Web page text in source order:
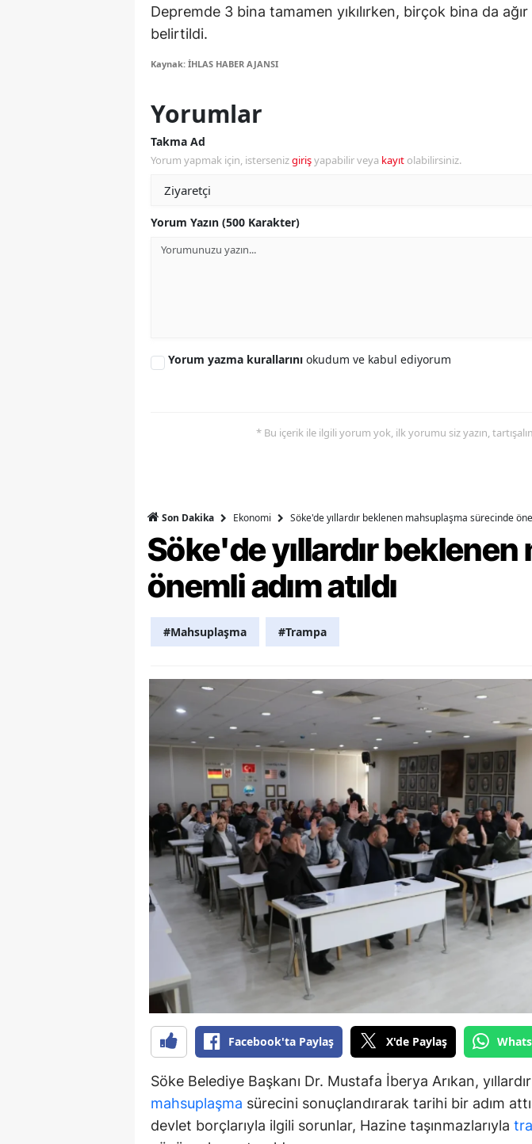
Ordu
Sinop
Şanlıurfa
Van
Bayburt
Karaman
Şırnak
Bartın
Ardahan
Iğdır
Yalova
Karabük
Kilis
Düzce
Depremde 3 bina tamamen yıkılırken, birçok bina da ağır
belirtildi.
Kaynak: İHLAS HABER AJANSI
Yorumlar
Takma Ad
Yorum yapmak için, istersenizgirişyapabilir veya kayıt olabilirsiniz.
Yorum Yazın (500 Karakter)
Yorum yazma kurallarını okudum ve kabul ediyorum
* Bu içerik ile ilgili yorum yok, ilk yorumu siz yazın,
Son Dakika Ekonomi Söke'de yıllardır beklenen mahsuplaşma sürecinde
Söke'de yıllardır
önemli adım atıldı
#Mahsuplaşma #Trampa
Facebook'ta Paylaş X'de Paylaş
Söke Belediye Başkanı Dr. Mustafa İberya Arıkan,
mahsuplaşma sürecini sonuçlandırarak tarihi bir adım
devlet borçlarıyla ilgili sorunlar, Hazine taşınmazlarıyla